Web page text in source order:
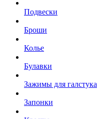
Подвески
Броши
Колье
Булавки
Зажимы для галстука
Запонки